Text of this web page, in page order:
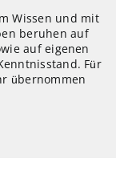
Wissen und mit
beruhen auf
auf eigenen
Für
übernommen